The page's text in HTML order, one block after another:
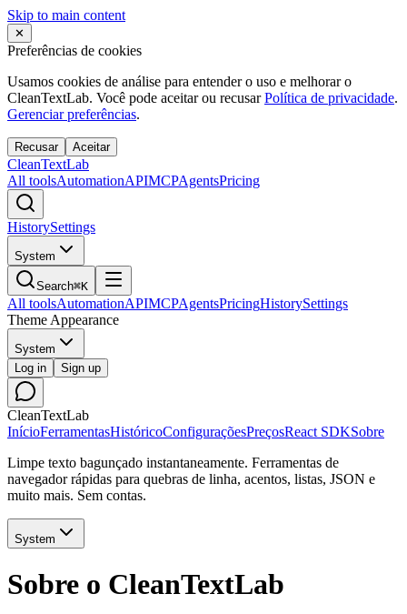
Skip to main content
✕
Preferências de cookies
Usamos cookies de análise para entender o uso e melhorar o
CleanTextLab. Você pode aceitar ou recusar Política de privacidade.
Gerenciar preferências.
Recusar Aceitar
CleanTextLab
All toolsAutomationAPIMCPAgentsPricing
HistorySettings
System
Search⌘K
All toolsAutomationAPIMCPAgentsPricingHistorySettings
Theme Appearance
System
Log in
Sign up
CleanTextLab
InícioFerramentasHistóricoConfiguraçõesPreçosReact SDKSobre
Limpe texto bagunçado instantaneamente. Ferramentas de
navegador rápidas para quebras de linha, acentos, listas, JSON e
muito mais. Sem contas.
System
Sobre o CleanTextLab